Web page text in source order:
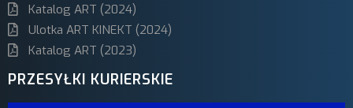
Katalog ART (2024)
Ulotka ART KINEKT (2024)
Katalog ART (2023)
PRZESYŁKI KURIERSKIE